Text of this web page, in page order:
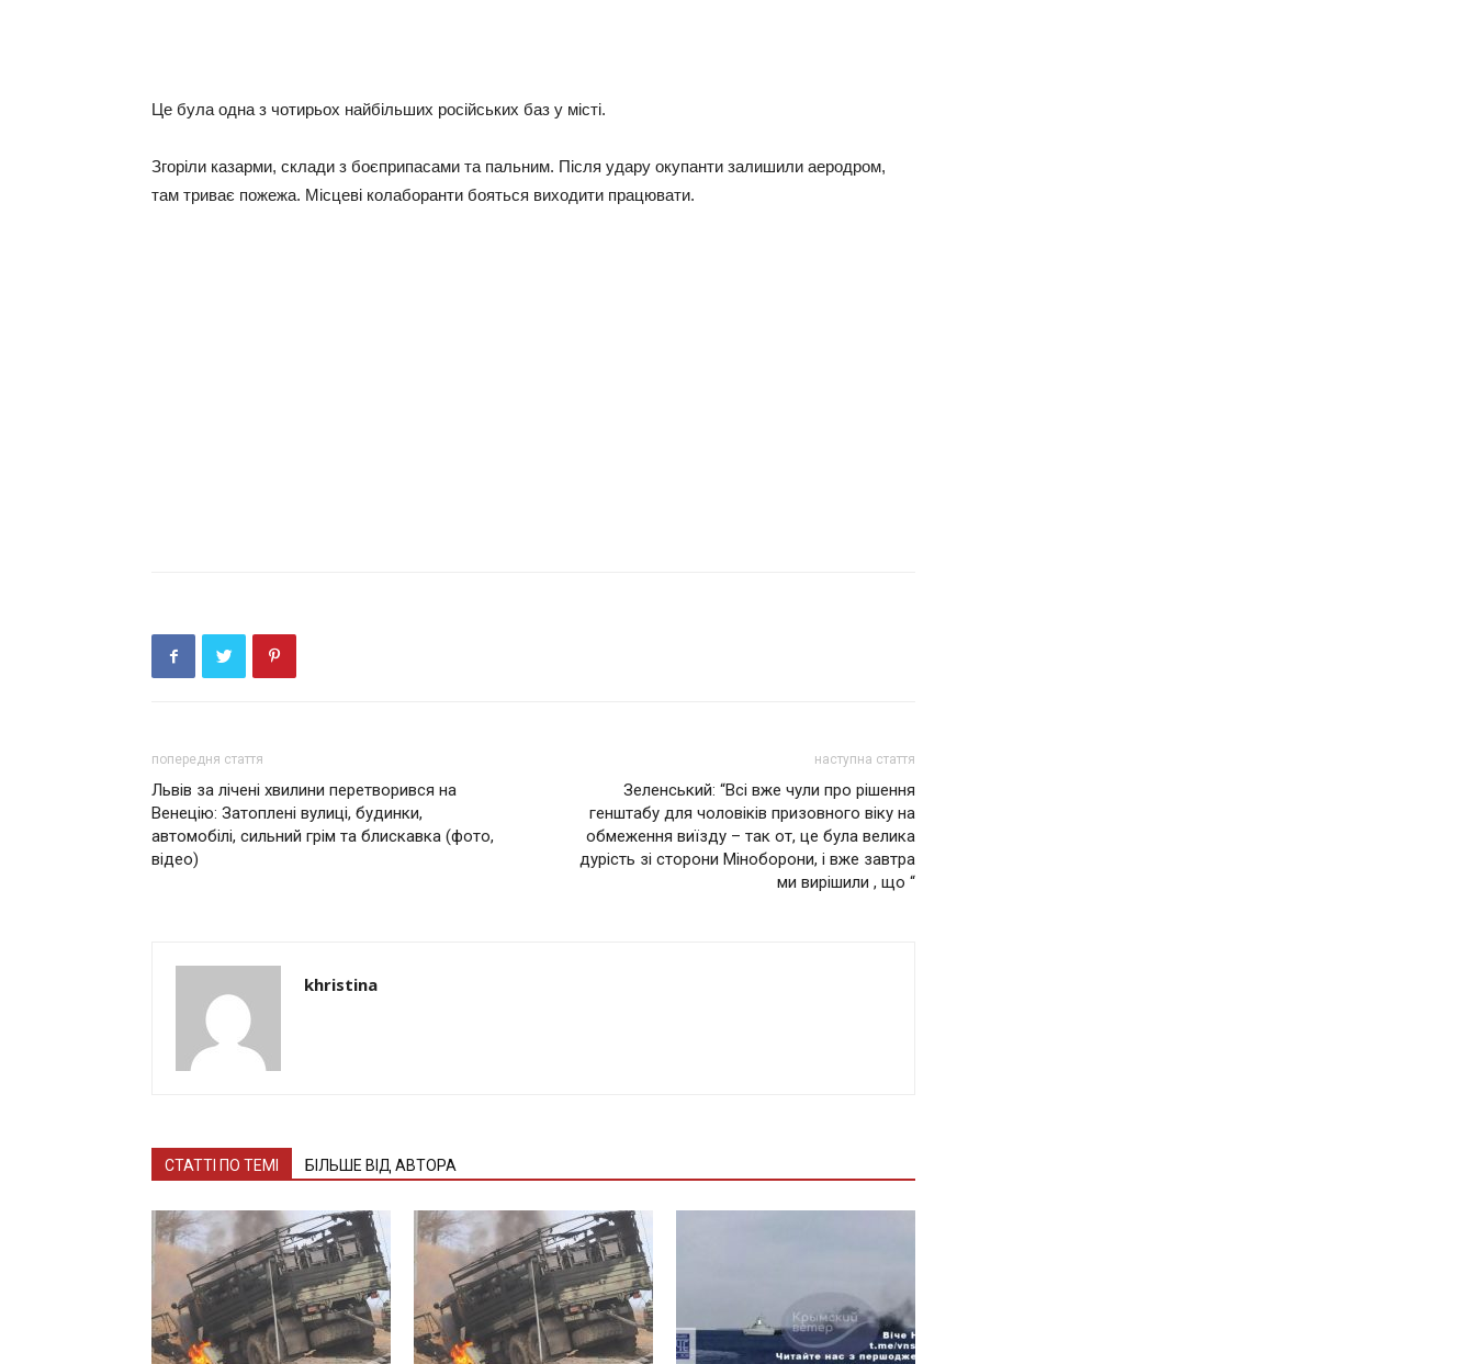
Це була одна з чотирьох найбільших російських баз у місті.
Згоріли казарми, склади з боєприпасами та пальним. Після удару окупанти залишили аеродром,
там триває пожежа. Місцеві колаборанти бояться виходити працювати.
попередня стаття
Львів за лічені хвилини перетворився на
Венецію: Затоплені вулиці, будинки,
автомобілі, сильний грім та блискавка (фото,
відео)
наступна стаття
Зеленський: “Всі вже чули про рішення
генштабу для чоловіків призовного віку на
обмеження виїзду – так от, це була велика
дурість зі сторони Міноборони, і вже завтра
ми вирішили , що “
khristina
СТАТТІ ПО ТЕМІ БІЛЬШЕ ВІД АВТОРА